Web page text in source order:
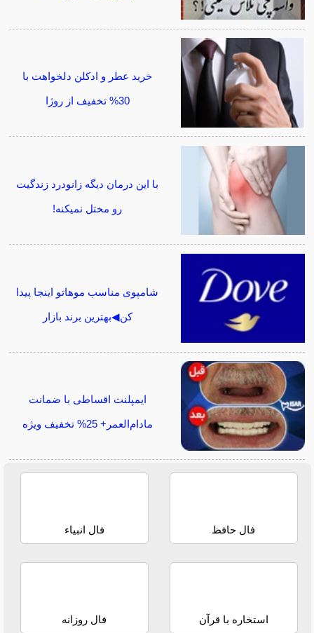
خرید عطر و ادکلن دلخواهت با
30% تخفیف از روژا
با این درمان دیگه زانودرد زندگیت
رو مختل نمیکنه!
شامپوی مناسب موهاتو اینجا پیدا
کن◀بهترین برند بازار
ایمپلنت اقساطی با ضمانت
مادام‌العمر+ 25% تخفیف ویژه
فال حافظ فال انبیاء
استخاره با قرآن فال روزانه